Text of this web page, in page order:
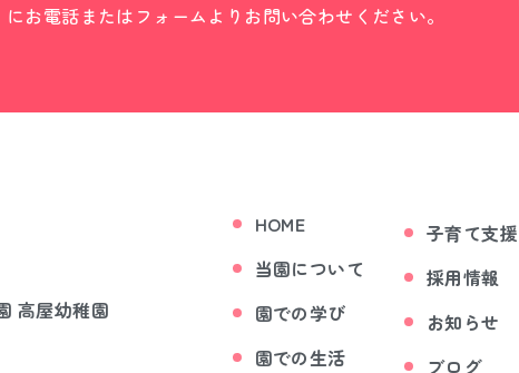
にお電話またはフォームよりお問い合わせください。
高屋幼稚園
HOME
当園について
園での学び
園での生活
子育て支援
採用情報
お知らせ
ブログ